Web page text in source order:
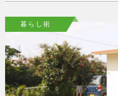
暮らし術